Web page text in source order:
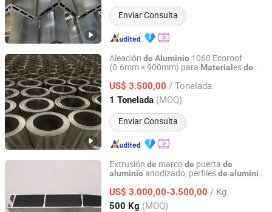
Enviar Consulta
Aleación de Aluminio 1060 Ecoroof
(0.6mm × 900mm) para Material esde
US$ 3.500,00 / Tonelada
1 Tonelada (MOQ)
Enviar Consulta
CHANGZHOU DINGANG METAL MATERIAL CO., LTD.
Jiangsu, China Desde 2007
Extrusión de marcode puerta de
aluminio anodizado, perfilesde aluminio,
US$ 3.000,00-3.500,00 / Kg
500 Kg (MOQ)
FOSHAN UNITED ALUMINUM CO., LTD.
Guangdong, China Desde 2022